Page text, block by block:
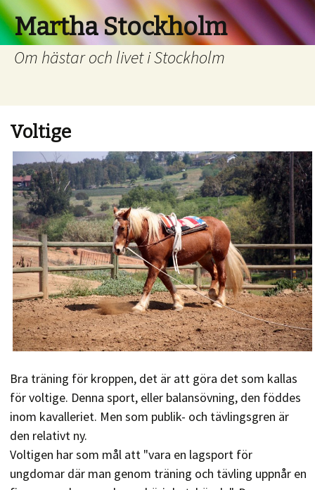
Martha Stockholm
Om hästar och livet i Stockholm
Voltige
Bra träning för kroppen, det är att göra det som kallas
för voltige. Denna sport, eller balansövning, den föddes
inom kavalleriet. Men som publik- och tävlingsgren är
den relativt ny.
Voltigen har som mål att "vara en lagsport för
ungdomar där man genom träning och tävling uppnår en